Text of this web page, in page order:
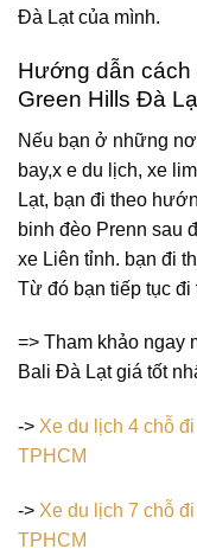
Đà Lạt của mình.
Hướng dẫn cách
Green Hills Đà
Nếu bạn ở những
bay,x e du lịch, xe
Lạt, bạn đi theo
binh đèo Prenn sau
xe Liên tỉnh. bạn đi
Từ đó bạn tiếp tục
=> Tham khảo ngay
Bali Đà Lạt giá tốt
-> Xe du lịch 4 chỗ
TPHCM
-> Xe du lịch 7 chỗ
TPHCM